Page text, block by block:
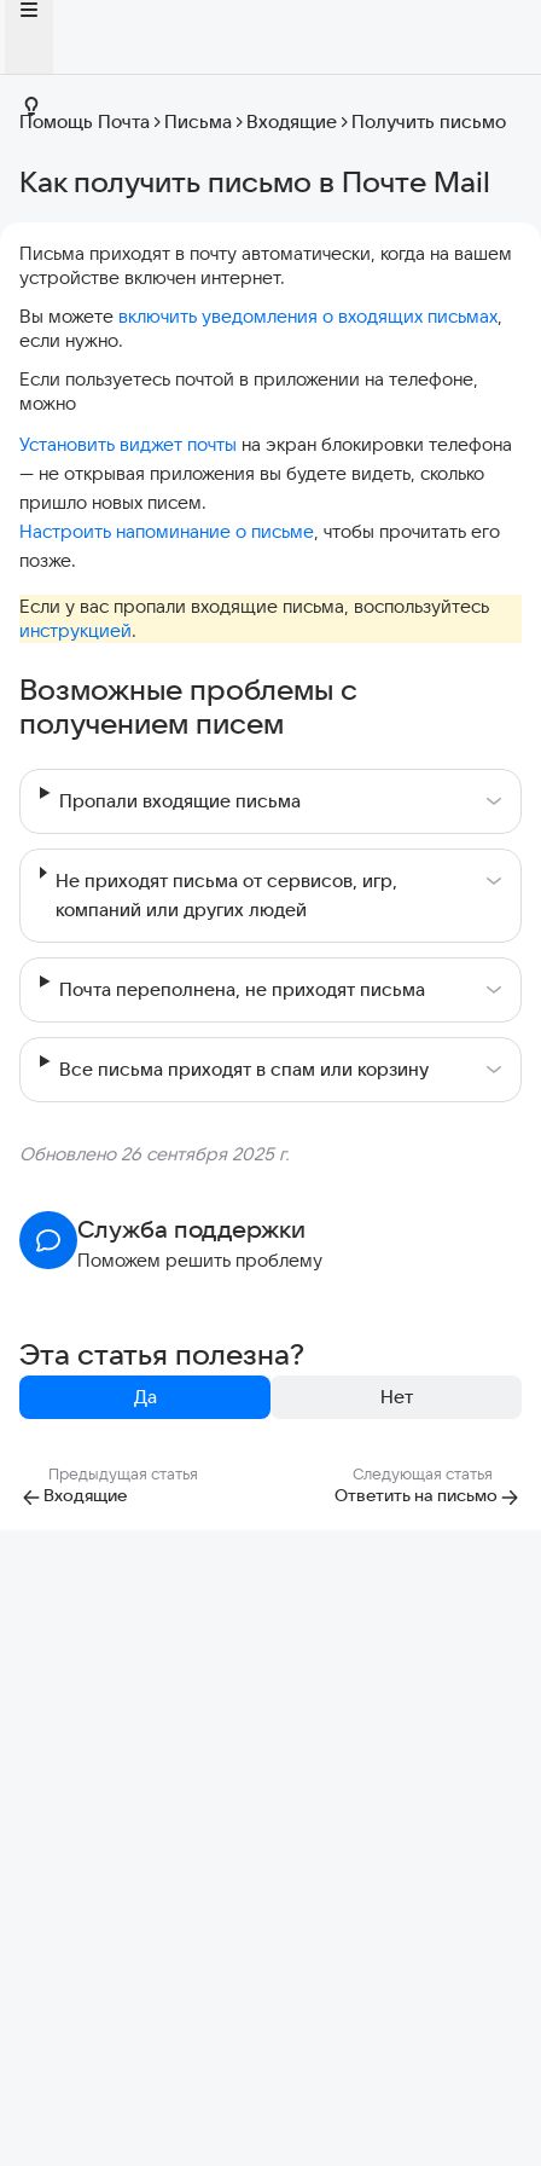
Помощь Почта Письма Входящие Получить письмо
Как получить письмо в Почте Mail
Письма приходят в почту автоматически, когда на вашем
устройстве включен интернет.
Вы можете включить уведомления о входящих письмах,
если нужно.
Если пользуетесь почтой в приложении на телефоне,
можно
Установить виджет почты на экран блокировки телефона
— не открывая приложения вы будете видеть, сколько
пришло новых писем.
Настроить напоминание о письме, чтобы прочитать его
позже.
Если у вас пропали входящие письма, воспользуйтесь
инструкцией.
Возможные проблемы с
получением писем
Пропали входящие письма
Не приходят письма от сервисов, игр,
компаний или других людей
Почта переполнена, не приходят письма
Все письма приходят в спам или корзину
Обновлено 26 сентября 2025 г.
Служба поддержки
Поможем решить проблему
Эта статья полезна?
Да Нет
Предыдущая статья
Входящие
Следующая статья
Ответить на письмо